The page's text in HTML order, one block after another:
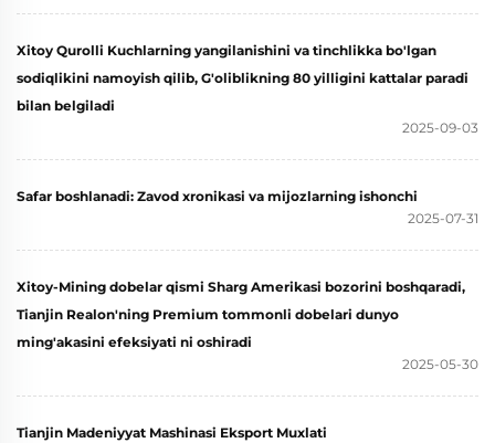
Xitoy Qurolli Kuchlarning yangilanishini va tinchlikka bo'lgan
sodiqlikini namoyish qilib, G'oliblikning 80 yilligini kattalar paradi
bilan belgiladi
2025-09-03
Safar boshlanadi: Zavod xronikasi va mijozlarning ishonchi
2025-07-31
Xitoy-Mining dobelar qismi Sharg Amerikasi bozorini boshqaradi,
Tianjin Realon'ning Premium tommonli dobelari dunyo
ming'akasini efeksiyati ni oshiradi
2025-05-30
Tianjin Madeniyyat Mashinasi Eksport Muxlati